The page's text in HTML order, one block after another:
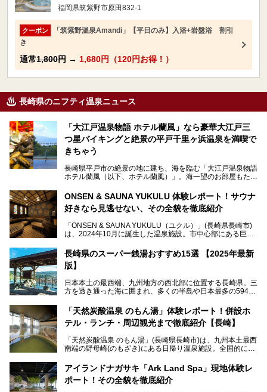
福岡県筑紫野市原田832-1
クーポン
「筑紫野温泉Amandi」【平日のみ】入浴+岩盤浴 割引
き
通常1,800円 → 1,680円（120円お得！）
長崎県のニフティ温泉ニュース
「大江戸温泉物語 ホテル蘭風」なら豪華大江戸三
つ星バイキングと絶景の平戸千里ヶ浜温泉を満喫で
きちゃう
長崎県平戸市の絶景の地に建ち、海を臨む「大江戸温泉物語
ホテル蘭風（以下、ホテル蘭風）」。海一望のお部屋もたく
三つ星バイキング」がスタート！早速現地で体験してきまし
た。
ークなどおススメのポイントがたっぷりです！周辺観光情報
も含めてご紹介します。
───
提供元：大江戸温泉物語ホテルズ＆リゾーツ株式会社【P
R】
ONSEN & SAUNA YUKULU 体験レポート！サウナ
好きなら見逃せない、その全貌を徹底紹介
「ONSEN & SAUNA YUKULU（ユクル）」(長崎県長崎市)
は、2024年10月に誕生した温泉施設。市中心部にある巨大
当初から多くのサウナ―やスパ好きに注目されています。
そこで今回は、ニフティ温泉ライターである筆者が現地体
験。天然温泉・サウナ・水風呂・別途有料のプレミアムサウ
介します！
長崎県のスーパー銭湯おすすめ15選 【2025年最新
版】
日本本土の最西端、九州地方の西北部に位置する長崎県。三
方を透き通った海に囲まれ、多くの半島や日本最多の594も
しい景観の宝庫です。
長崎県にあるスーパー銭湯にも、長崎ならではの景観を存分
に楽しめる施設がいくつも見られます。眺望自慢が多い長崎
ましょう。
「天然炭酸温泉 のもん湯」体験レポート！併設ホ
テル・ランチ・周辺観光まで徹底紹介【長崎】
「天然炭酸温泉 のもん湯」(長崎県長崎市)は、九州本土最西
南端の野母崎(のもざき)にある日帰り温泉施設。全国的にも
多くの温泉ファンに親しまれています。
今回は、地元九州在住のニフティ温泉ライターである筆者が
アイランドナガサキ「Ark Land Spa」現地体験レ
ポート！その全貌を徹底紹介